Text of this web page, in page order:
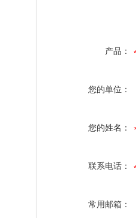
产品：
您的单位：
您的姓名：
联系电话：
常用邮箱：